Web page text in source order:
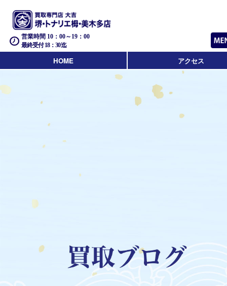
営業時間 10：00～19：00
最終受付 18：30迄
HOME アクセス